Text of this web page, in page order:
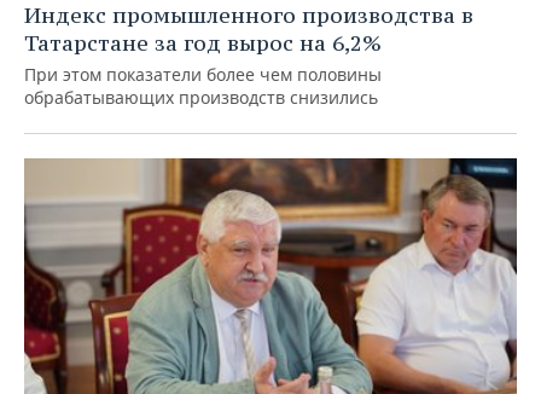
Индекс промышленного производства в
Татарстане за год вырос на 6,2%
При этом показатели более чем половины
обрабатывающих производств снизились